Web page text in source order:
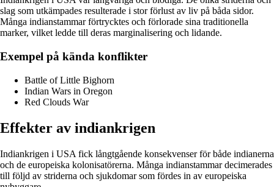
slag som utkämpades resulterade i stor förlust av liv på båda sidor.
Många indianstammar förtrycktes och förlorade sina traditionella
marker, vilket ledde till deras marginalisering och lidande.
Exempel på kända konflikter
Battle of Little Bighorn
Indian Wars in Oregon
Red Clouds War
Effekter av indiankrigen
Indiankrigen i USA fick långtgående konsekvenser för både indianerna
och de europeiska kolonisatörerna. Många indianstammar decimerades
till följd av striderna och sjukdomar som fördes in av europeiska